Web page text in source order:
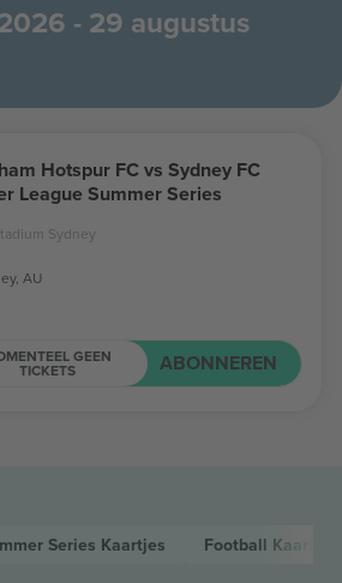
- 29 augustus
Hotspur FC vs Sydney FC
League Summer Series
Sydney
AU
GEEN
TICKETS ABONNEREN
Series Kaartjes Football Kaartjes